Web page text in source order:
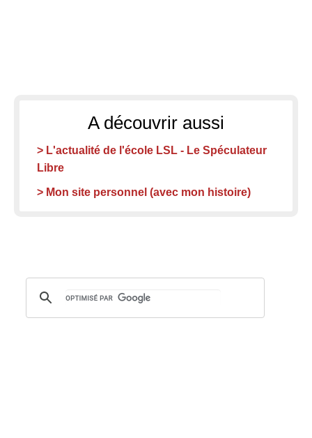
A découvrir aussi
> L'actualité de l'école LSL - Le Spéculateur
Libre
> Mon site personnel (avec mon histoire)